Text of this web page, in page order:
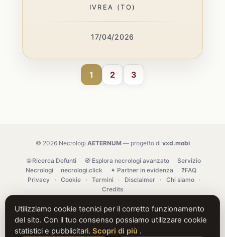
IVREA (TO)
17/04/2026
1 2 3
© 2026 Necrologi AETERNUM— progetto di vxd.mobi
🌐 Ricerca Defunti 🧭 Esplora necrologi avanzato
Servizio
Necrologi
necrologi.click ✦ Partner in evidenza
❓FAQ
Privacy
· Cookie · Termini · Disclaimer · Chi siamo
·
Credits
Utilizziamo cookie tecnici per il corretto funzionamento
del sito. Con il tuo consenso possiamo utilizzare cookie
statistici e pubblicitari. Scopri di più .